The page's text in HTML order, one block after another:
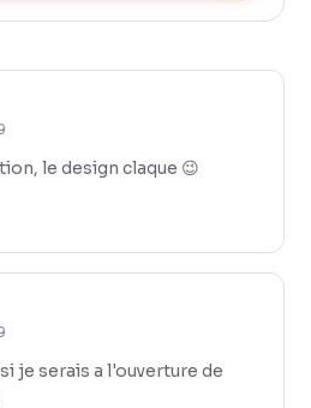
le design claque 😉
je serais a l'ouverture de